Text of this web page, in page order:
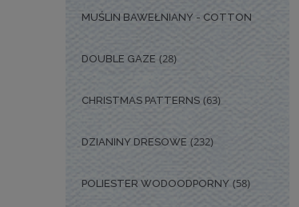
MUŚLIN BAWEŁNIANY - COTTON
DOUBLE GAZE (28)
CHRISTMAS PATTERNS (63)
DZIANINY DRESOWE (232)
POLIESTER WODOODPORNY (58)